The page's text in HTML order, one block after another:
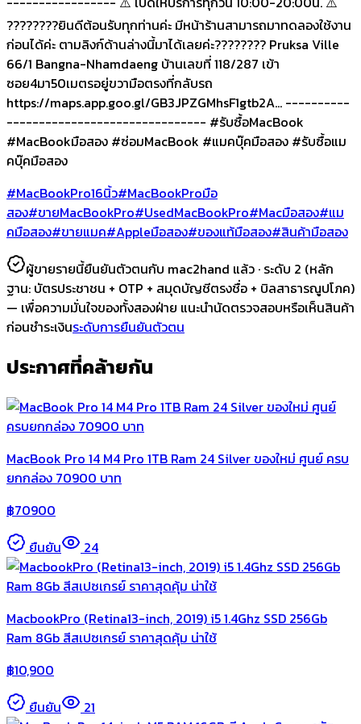
????????ยินดีต้อนรับทุกท่านค่ะ มีหน้าร้านสามารถมาทดลองใช้งาน
ก่อนได้ค่ะ ตามลิงก์ด้านล่างนี้มาได้เลยค่ะ???????? Pruksa Ville
66/1 Bangna-Nhamdaeng บ้านเลขที่ 118/287 เข้า
ซอย4มา50เมตรอยู่ขวามือตรงที่กลับรถ
https://maps.app.goo.gl/GB3JPZGMhsF1gtb2A... ----------
------------------------------- #รับซื้อMacBook
#MacBookมือสอง #ซ่อมMacBook #แมคบุ๊คมือสอง #รับซื้อแม
คบุ๊คมือสอง
#MacBookPro16นิ้ว#MacBookProมือ
สอง#ขายMacBookPro#UsedMacBookPro#Macมือสอง#แม
คมือสอง#ขายแมค#Appleมือสอง#ของแท้มือสอง#สินค้ามือสอง
ผู้ขายรายนี้ยืนยันตัวตนกับ mac2hand แล้ว · ระดับ 2 (หลัก
ฐาน: บัตรประชาชน + OTP + สมุดบัญชีตรงชื่อ + บิลสาธารณูปโภค)
— เพื่อความมั่นใจของทั้งสองฝ่าย แนะนำนัดตรวจสอบหรือเห็นสินค้า
ก่อนชำระเงินระดับการยืนยันตัวตน
ประกาศที่คล้ายกัน
MacBook Pro 14 M4 Pro 1TB Ram 24 Silver ของใหม่ ศูนย์ ครบ
ยกกล่อง 70900 บาท
฿70900
ยืนยัน
24
MacbookPro (Retina13-inch, 2019) i5 1.4Ghz SSD 256Gb
Ram 8Gb สีสเปซเกรย์ ราคาสุดคุ้ม น่าใช้
฿10,900
ยืนยัน
21